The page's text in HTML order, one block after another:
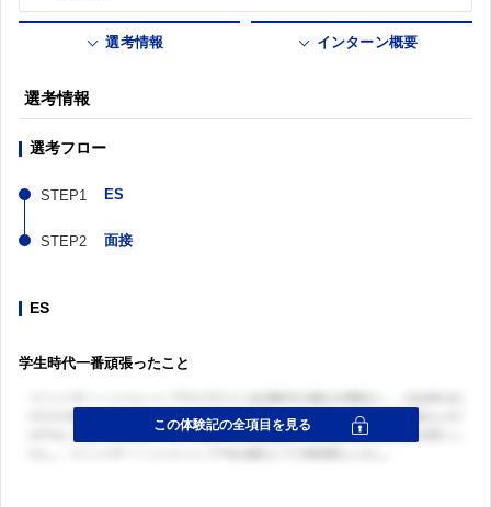
選考情報 インターン概要
選考情報
選考フロー
ES
面接
ES
学生時代一番頑張ったこと